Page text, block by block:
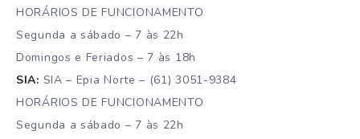
HORÁRIOS DE FUNCIONAMENTO
Segunda a sábado – 7 às 22h
Domingos e Feriados – 7 às 18h
SIA: SIA – Epia Norte – (61) 3051-9384
HORÁRIOS DE FUNCIONAMENTO
Segunda a sábado – 7 às 22h